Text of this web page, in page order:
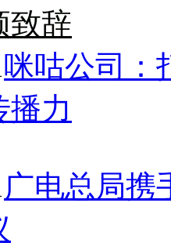
致辞
咪咕公司：
播力
广电总局携